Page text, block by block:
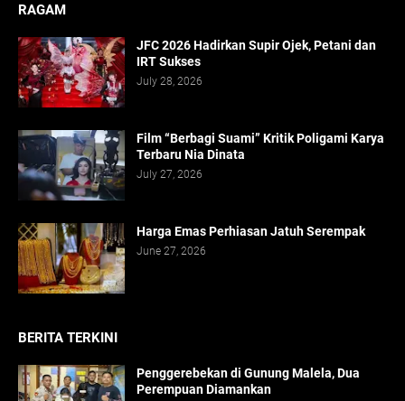
RAGAM
JFC 2026 Hadirkan Supir Ojek, Petani dan
IRT Sukses
July 28, 2026
Film “Berbagi Suami” Kritik Poligami Karya
Terbaru Nia Dinata
July 27, 2026
Harga Emas Perhiasan Jatuh Serempak
June 27, 2026
BERITA TERKINI
Penggerebekan di Gunung Malela, Dua
Perempuan Diamankan